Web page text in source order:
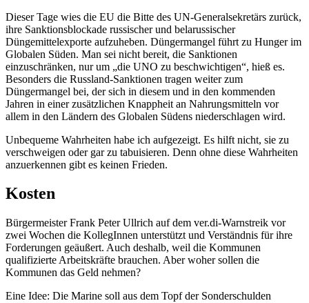
Dieser Tage wies die EU die Bitte des UN-Generalsekretärs zurück,
ihre Sanktionsblockade russischer und belarussischer
Düngemittelexporte aufzuheben. Düngermangel führt zu Hunger im
Globalen Süden. Man sei nicht bereit, die Sanktionen
einzuschränken, nur um „die UNO zu beschwichtigen“, hieß es.
Besonders die Russland-Sanktionen tragen weiter zum
Düngermangel bei, der sich in diesem und in den kommenden
Jahren in einer zusätzlichen Knappheit an Nahrungsmitteln vor
allem in den Ländern des Globalen Südens niederschlagen wird.
Unbequeme Wahrheiten habe ich aufgezeigt. Es hilft nicht, sie zu
verschweigen oder gar zu tabuisieren. Denn ohne diese Wahrheiten
anzuerkennen gibt es keinen Frieden.
Kosten
Bürgermeister Frank Peter Ullrich auf dem ver.di-Warnstreik vor
zwei Wochen die KollegInnen unterstützt und Verständnis für ihre
Forderungen geäußert. Auch deshalb, weil die Kommunen
qualifizierte Arbeitskräfte brauchen. Aber woher sollen die
Kommunen das Geld nehmen?
Eine Idee: Die Marine soll aus dem Topf der Sonderschulden